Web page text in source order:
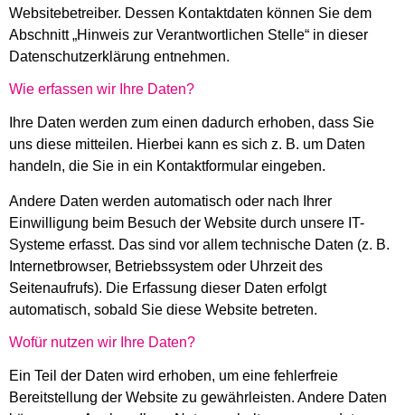
Websitebetreiber. Dessen Kontaktdaten können Sie dem
Abschnitt „Hinweis zur Verantwortlichen Stelle“ in dieser
Datenschutzerklärung entnehmen.
Wie erfassen wir Ihre Daten?
Ihre Daten werden zum einen dadurch erhoben, dass Sie
uns diese mitteilen. Hierbei kann es sich z. B. um Daten
handeln, die Sie in ein Kontaktformular eingeben.
Andere Daten werden automatisch oder nach Ihrer
Einwilligung beim Besuch der Website durch unsere IT-
Systeme erfasst. Das sind vor allem technische Daten (z. B.
Internetbrowser, Betriebssystem oder Uhrzeit des
Seitenaufrufs). Die Erfassung dieser Daten erfolgt
automatisch, sobald Sie diese Website betreten.
Wofür nutzen wir Ihre Daten?
Ein Teil der Daten wird erhoben, um eine fehlerfreie
Bereitstellung der Website zu gewährleisten. Andere Daten